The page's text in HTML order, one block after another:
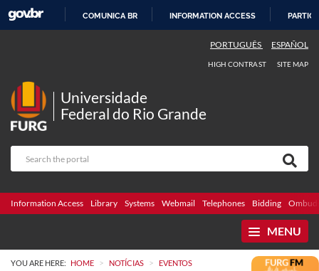
COMUNICA BR INFORMATION ACCESS
PORTUGUÊS ESPAÑOL
HIGH CONTRAST SITE MAP
Universidade
Federal do Rio Grande
Information Access Library Systems Webmail Telephones Bidding
MENU
YOU ARE HERE: HOME > NOTÍCIAS > EVENTOS